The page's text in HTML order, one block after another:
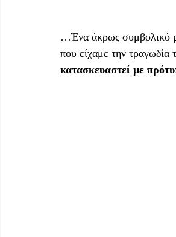
…Ένα άκρως συμβολικό
που είχαμε την τραγωδία
κατασκευαστεί με